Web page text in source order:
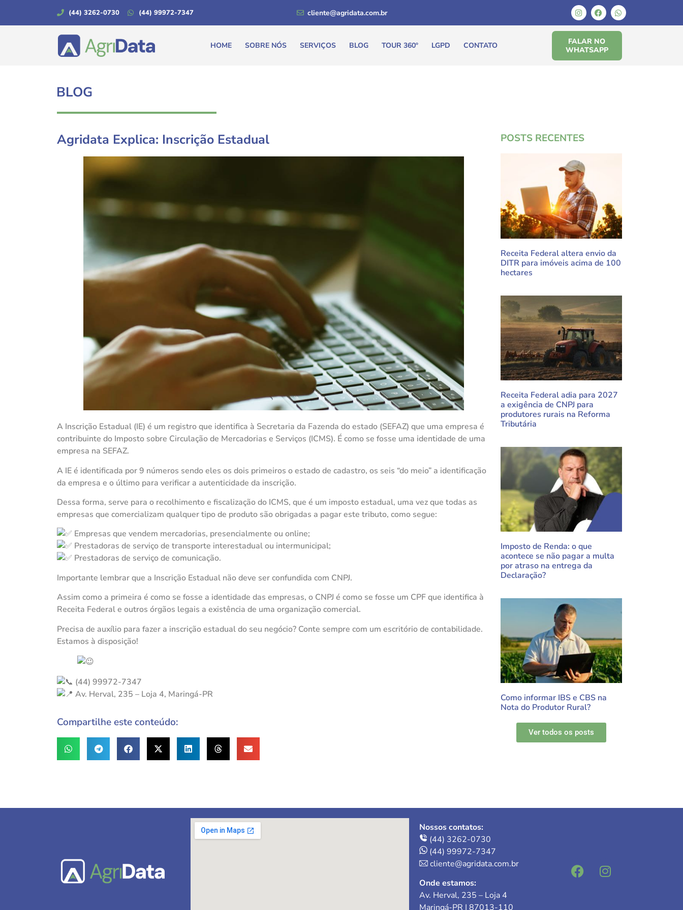
(44) 3262-0730 (44) 99972-7347 cliente@agridata.com.br
HOME SOBRE NÓS SERVIÇOS BLOG TOUR 360º LGPD CONTATO
FALAR NO
WHATSAPP
BLOG
Agridata Explica: Inscrição Estadual
A Inscrição Estadual (IE) é um registro que identifica à Secretaria da Fazenda do estado (SEFAZ) que uma empresa é
contribuinte do Imposto sobre Circulação de Mercadorias e Serviços (ICMS). É como se fosse uma identidade de uma
empresa na SEFAZ.
A IE é identificada por 9 números sendo eles os dois primeiros o estado de cadastro, os seis “do meio” a identificação
da empresa e o último para verificar a autenticidade da inscrição.
Dessa forma, serve para o recolhimento e fiscalização do ICMS, que é um imposto estadual, uma vez que todas as
empresas que comercializam qualquer tipo de produto são obrigadas a pagar este tributo, como segue:
Empresas que vendem mercadorias, presencialmente ou online;
Prestadoras de serviço de transporte interestadual ou intermunicipal;
Prestadoras de serviço de comunicação.
Importante lembrar que a Inscrição Estadual não deve ser confundida com CNPJ.
Assim como a primeira é como se fosse a identidade das empresas, o CNPJ é como se fosse um CPF que identifica à
Receita Federal e outros órgãos legais a existência de uma organização comercial.
Precisa de auxílio para fazer a inscrição estadual do seu negócio? Conte sempre com um escritório de contabilidade.
Estamos à disposição!
(44) 99972-7347
Av. Herval, 235 – Loja 4, Maringá-PR
Compartilhe este conteúdo:
POSTS RECENTES
Receita Federal altera envio da
DITR para imóveis acima de 100
hectares
Receita Federal adia para 2027
a exigência de CNPJ para
produtores rurais na Reforma
Tributária
Imposto de Renda: o que
acontece se não pagar a multa
por atraso na entrega da
Declaração?
Como informar IBS e CBS na
Nota do Produtor Rural?
Ver todos os posts
Nossos contatos:
(44) 3262-0730
(44) 99972-7347
cliente@agridata.com.br
Onde estamos:
Av. Herval, 235 – Loja 4
Maringá-PR | 87013-110